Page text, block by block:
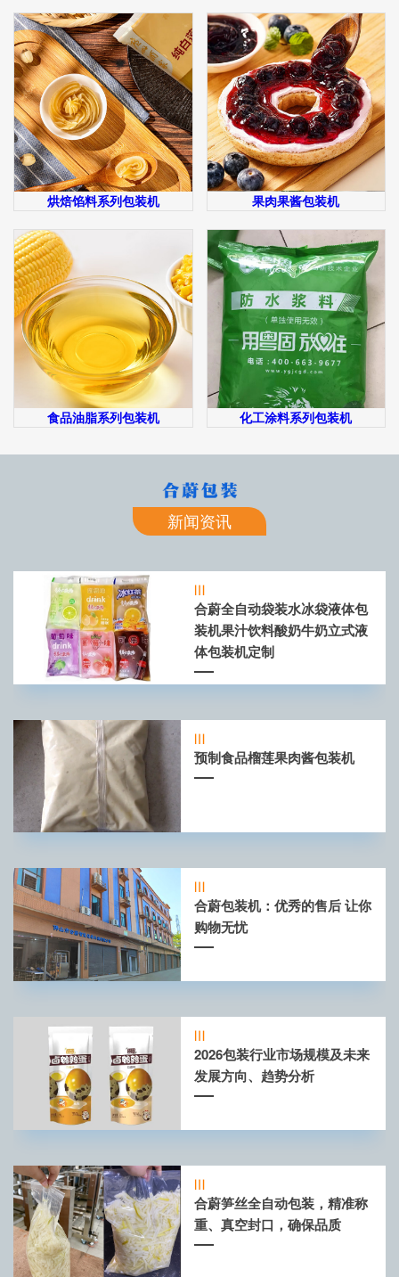
烘焙馅料系列包装机 果肉果酱包装机
食品油脂系列包装机 化工涂料系列包装机
新闻资讯
合蔚全自动袋装水冰袋液体包
装机果汁饮料酸奶牛奶立式液
体包装机定制
预制食品榴莲果肉酱包装机
合蔚包装机：优秀的售后 让你
购物无忧
2026包装行业市场规模及未来
发展方向、趋势分析
合蔚笋丝全自动包装，精准称
重、真空封口，确保品质